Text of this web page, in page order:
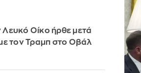
Λευκό Οίκο ήρθε μετά
τον Τραμπ στο Οβάλ